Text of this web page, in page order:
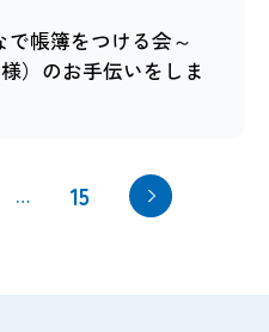
帳簿をつける会～
）のお手伝いをしま
… 15